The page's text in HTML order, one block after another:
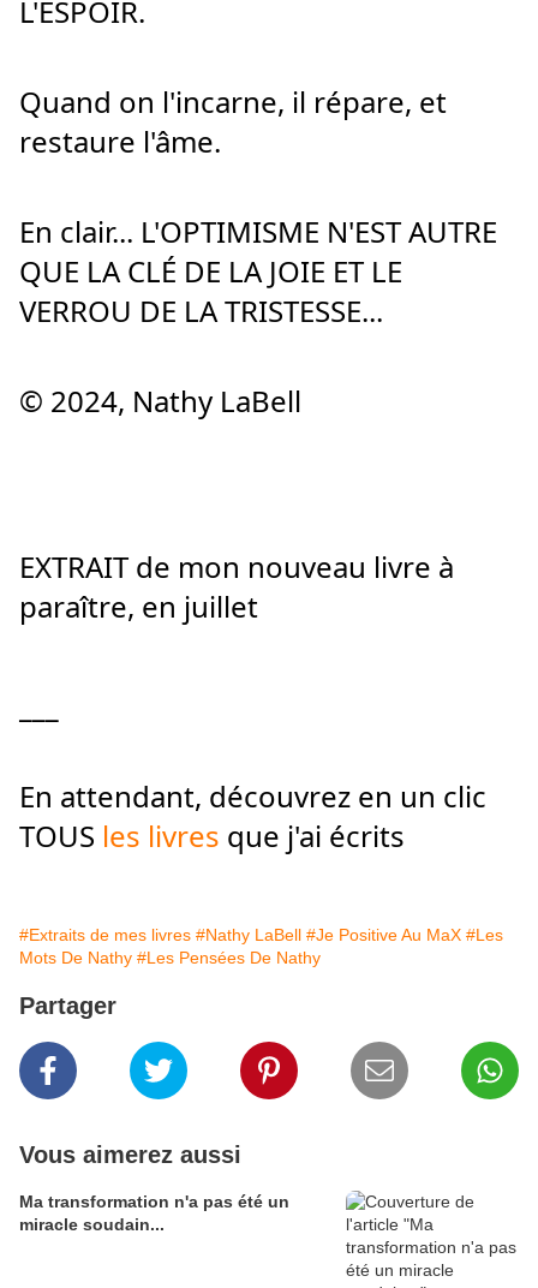
L'ESPOIR.
Quand on l'incarne, il répare, et
restaure l'âme.
En clair... L'OPTIMISME N'EST AUTRE
QUE LA CLÉ DE LA JOIE ET LE
VERROU DE LA TRISTESSE...
© 2024, Nathy LaBell
EXTRAIT de mon nouveau livre à
paraître, en juillet
En attendant, découvrez en un clic
TOUS les livres que j'ai écrits
#Extraits de mes livres #Nathy LaBell #Je Positive Au MaX #Les
Mots De Nathy #Les Pensées De Nathy
Partager
Vous aimerez aussi
Ma transformation n'a pas été un
miracle soudain...